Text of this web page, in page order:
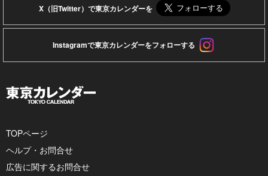
X（旧Twitter）で東京カレンダーを
Instagramで東京カレンダーをフォローする
TOPページ
ヘルプ・お問合せ
広告に関するお問合せ